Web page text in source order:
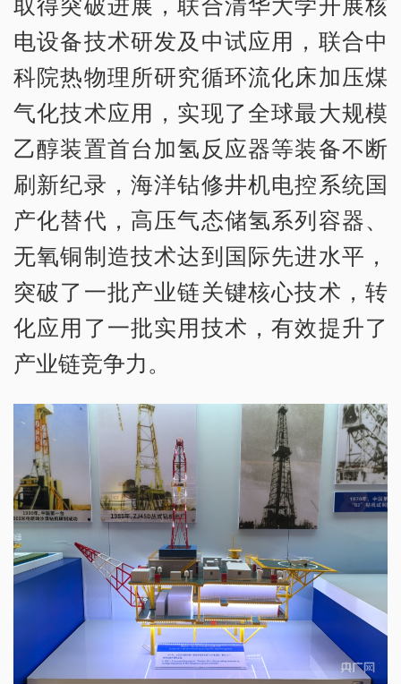
电设备技术研发及中试应用，联合中
科院热物理所研究循环流化床加压煤
气化技术应用，实现了全球最大规模
乙醇装置首台加氢反应器等装备不断
刷新纪录，海洋钻修井机电控系统国
产化替代，高压气态储氢系列容器、
无氧铜制造技术达到国际先进水平，
突破了一批产业链关键核心技术，转
化应用了一批实用技术，有效提升了
产业链竞争力。